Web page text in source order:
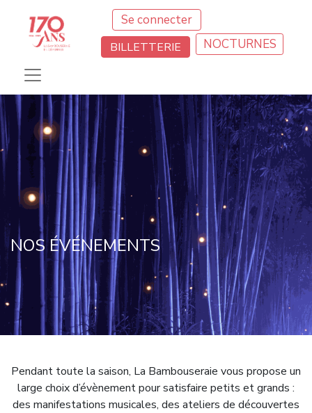
Se connecter
BILLETTERIE NOCTURNES
NOS ÉVÉNEMENTS
Pendant toute la saison, La Bambouseraie vous propose un
large choix d’évènement pour satisfaire petits et grands :
des manifestations musicales, des ateliers de découvertes